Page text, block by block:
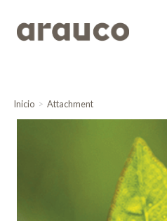
Inicio Attachment